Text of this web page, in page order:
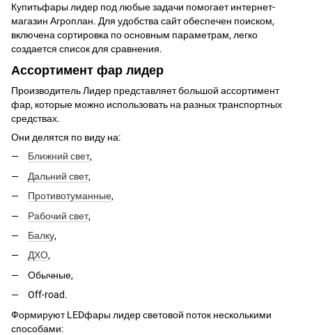
Купитьфары лидер под любые задачи помогает интернет-
магазин Агроплан. Для удобства сайт обеспечен поиском,
включена сортировка по основным параметрам, легко
создается список для сравнения.
Ассортимент фар лидер
Производитель Лидер представляет большой ассортимент
фар, которые можно использовать на разных транспортных
средствах.
Они делятся по виду на:
Ближний свет,
Дальний свет,
Противотуманные,
Рабочий свет,
Балку,
ДХО,
Обычные,
Off-road.
Формируют LEDфары лидер световой поток несколькими
способами: